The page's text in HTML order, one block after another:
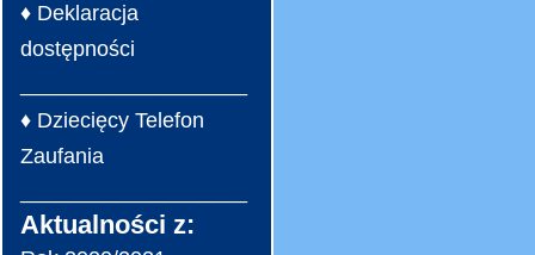
♦ Deklaracja
dostępności
♦ Dziecięcy Telefon
Zaufania
Aktualności z: